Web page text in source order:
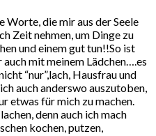
Worte, die mir aus der Seele
Zeit nehmen, um Dinge zu
und einem gut tun!!So ist
mit meinem Lädchen….es
“nur”,lach, Hausfrau und
auch anderswo auszutoben,
etwas für mich zu machen.
denn auch ich mach
kochen, putzen,